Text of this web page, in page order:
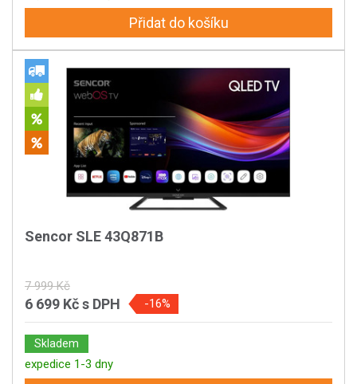
Přidat do košíku
Sencor SLE 43Q871B
7 999 Kč
6 699 Kčs DPH -16%
Skladem
expedice 1-3 dny